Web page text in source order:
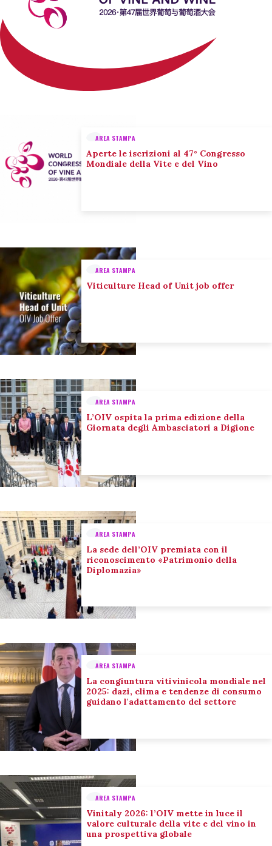
AREA STAMPA
Aperte le iscrizioni al 47° Congresso
Mondiale della Vite e del Vino
AREA STAMPA
Viticulture Head of Unit job offer
AREA STAMPA
L’OIV ospita la prima edizione della
Giornata degli Ambasciatori a Digione
AREA STAMPA
La sede dell’OIV premiata con il
riconoscimento «Patrimonio della
Diplomazia»
AREA STAMPA
La congiuntura vitivinicola mondiale nel
2025: dazi, clima e tendenze di consumo
guidano l'adattamento del settore
AREA STAMPA
Vinitaly 2026: l’OIV mette in luce il
valore culturale della vite e del vino in
una prospettiva globale